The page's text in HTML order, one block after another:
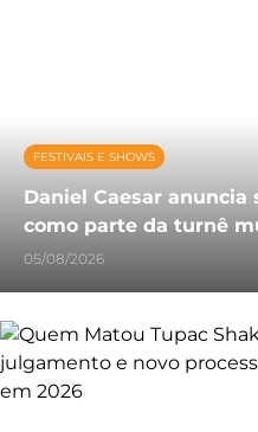
FESTIVAIS E SHOWS
Daniel Caesar anuncia
como parte da turnê
05/08/2026